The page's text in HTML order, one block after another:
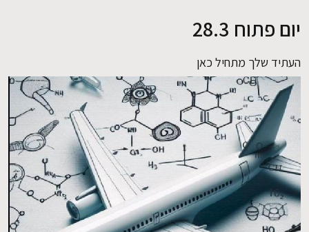
EN
חדשות ואירועים
קשרי תעשייה
צרו קשר
יום פתוח 28.3
העתיד שלך מתחיל כאן